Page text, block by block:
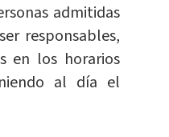
admitidas
responsables,
en los horarios
al día el